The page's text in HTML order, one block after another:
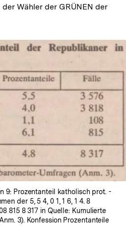
Wähler der GRÜNEN der
Lightbox
öffnen
9: Prozentanteil katholisch prot. -
der 5, 5 4, 0 1, 1 6, 1 4. 8
815 8 317 in Quelle: Kumulierte
3). Konfession Prozentanteile